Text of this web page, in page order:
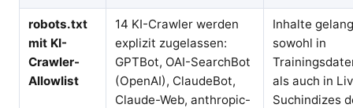
robots.txt
mit KI-
Crawler-
Allowlist
14 KI-Crawler werden
explizit zugelassen:
GPTBot, OAI-SearchBot
(OpenAI), ClaudeBot,
Claude-Web, anthropic-
Inhalte
sowohl in
als auch in
Suchindizes